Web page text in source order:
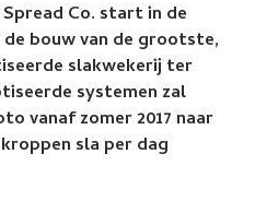
Co. start in de
de bouw van de grootste,
slakwekerij ter
systemen zal
vanaf zomer 2017 naar
sla per dag